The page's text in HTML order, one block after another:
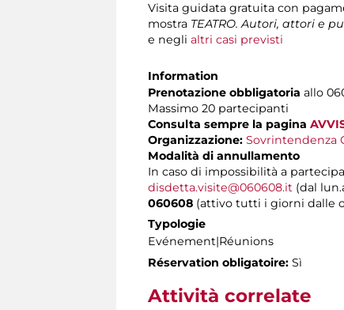
Visita guidata gratuita con
mostra TEATRO. Autori, attori e
e negli altri casi previsti
Information
Prenotazione obbligatoria allo
Massimo 20 partecipanti
Consulta sempre la pagina
Organizzazione: Sovrintendenza
Modalità di annullamento
In caso di impossibilità a
disdetta.visite@060608.it (dal
060608 (attivo tutti i giorni dalle
Typologie
Evénement|Réunions
Réservation obligatoire: Sì
Attività correlate